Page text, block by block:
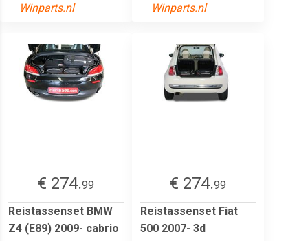
Winparts.nl Winparts.nl
€ 274.99
Reistassenset BMW
Z4 (E89) 2009- cabrio
€ 274.99
Reistassenset Fiat
500 2007- 3d